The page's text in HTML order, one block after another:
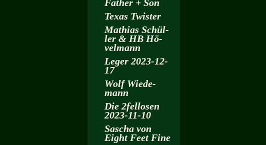
Fa­ther + Son
Texas Twis­ter
Ma­thi­as Schül­
ler & HB Hö­
vel­mann
Leger 2023-12-
17
Wolf Wie­de­
mann
Die 2fel­lo­sen
2023-11-10
Sa­scha von
Eight Feet Fine